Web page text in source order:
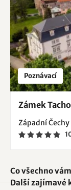
Poznávací
Zámek
Západní Čechy
Co všechno
Další zajímavé